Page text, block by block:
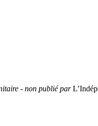
- non publié par